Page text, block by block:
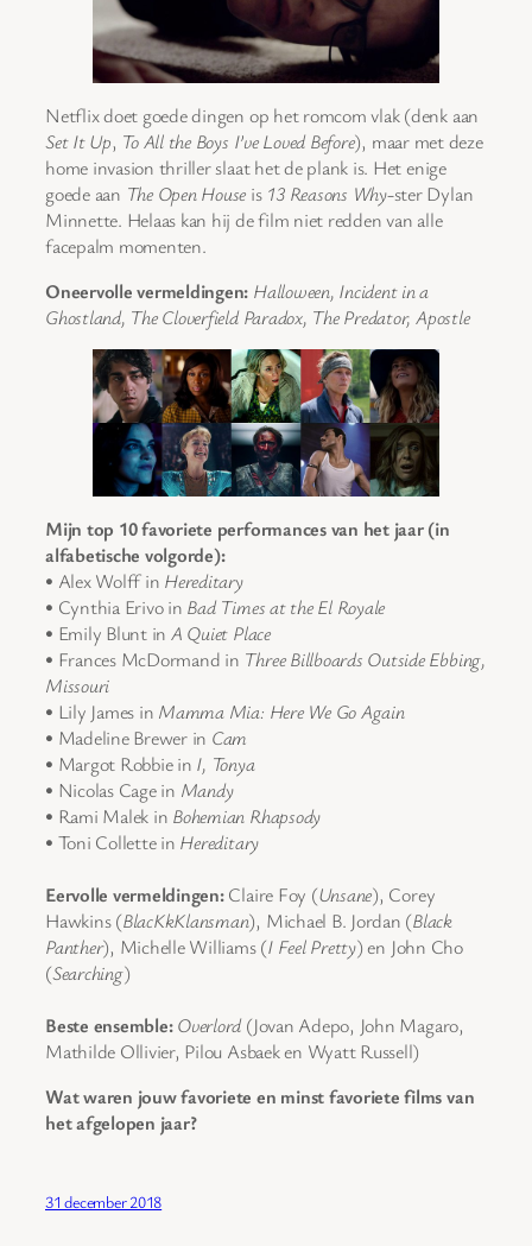
Netflix doet goede dingen op het romcom vlak (denk aan
Set It Up, To All the Boys I’ve Loved Before), maar met deze
home invasion thriller slaat het de plank is. Het enige
goede aan The Open House is 13 Reasons Why-ster Dylan
Minnette. Helaas kan hij de film niet redden van alle
facepalm momenten.
Oneervolle vermeldingen: Halloween, Incident in a
Ghostland, The Cloverfield Paradox, The Predator, Apostle
Mijn top 10 favoriete performances van het jaar (in
alfabetische volgorde):
• Alex Wolff in Hereditary
• Cynthia Erivo in Bad Times at the El Royale
• Emily Blunt in A Quiet Place
• Frances McDormand in Three Billboards Outside Ebbing,
Missouri
• Lily James in Mamma Mia: Here We Go Again
• Madeline Brewer in Cam
• Margot Robbie in I, Tonya
• Nicolas Cage in Mandy
• Rami Malek in Bohemian Rhapsody
• Toni Collette in Hereditary
Eervolle vermeldingen:Claire Foy (Unsane), Corey
Hawkins (BlacKkKlansman), Michael B. Jordan (Black
Panther), Michelle Williams (I Feel Pretty) en John Cho
(Searching)
Beste ensemble: Overlord(Jovan Adepo, John Magaro,
Mathilde Ollivier, Pilou Asbaek en Wyatt Russell)
Wat waren jouw favoriete en minst favoriete films van
het afgelopen jaar?
31 december 2018